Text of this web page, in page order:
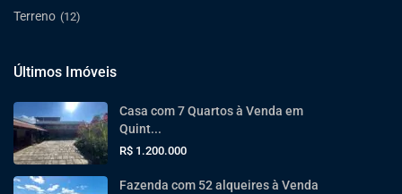
Terreno (12)
Últimos Imóveis
Casa com 7 Quartos à Venda em
Quint...
R$ 1.200.000
Fazenda com 52 alqueires à Venda